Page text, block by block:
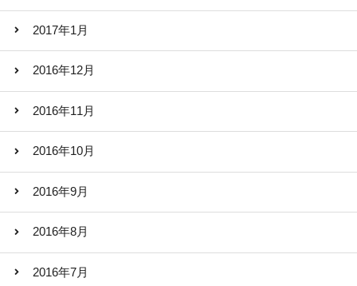
2017年1月
2016年12月
2016年11月
2016年10月
2016年9月
2016年8月
2016年7月